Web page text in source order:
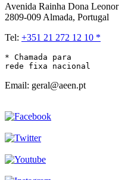
Avenida Rainha Dona Leonor
2809-009 Almada, Portugal
Tel: +351 21 272 12 10 *
* Chamada para
rede fixa nacional
Email: geral@aeen.pt